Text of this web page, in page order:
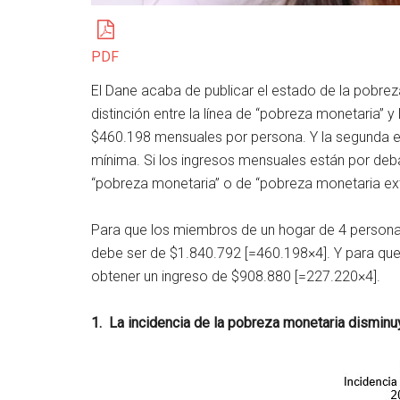
PDF
El Dane acaba de publicar el estado de la
distinción entre la línea de “pobreza monetaria”
$460.198 mensuales por persona. Y la segunda
mínima. Si los ingresos mensuales están por
“pobreza monetaria” o de “pobreza monetaria
Para que los miembros de un hogar de 4
debe ser de $1.840.792 [=460.198×4]. Y para
obtener un ingreso de $908.880 [=227.220×4].
1. La incidencia de la pobreza monetaria